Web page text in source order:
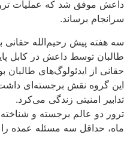
داعش موفق شد که عملیات
سرانجام برساند.
سه هفته پیش رحیم‌الله حقانی
طالبان توسط داعش در کابل
حقانی از ایدئولوگ‌های طالبان
این گروه نقش برجسته‌ای
تدابیر امنیتی زندگی می‌کرد.
ترور دو عالم برجسته و
ماه، حداقل سه مسئله عمده را